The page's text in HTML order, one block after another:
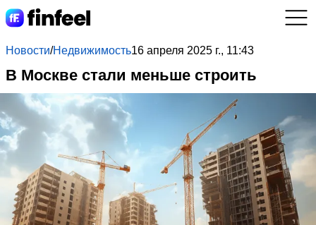
Новости/Недвижимость16 апреля 2025 г., 11:43
В Москве стали меньше строить